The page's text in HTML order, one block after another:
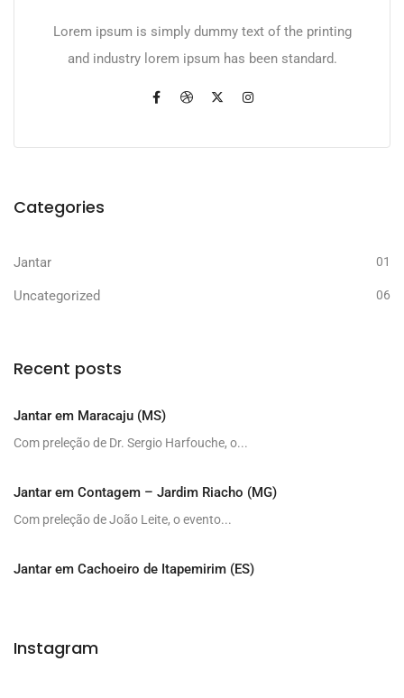
Lorem ipsum is simply dummy text of the printing
and industry lorem ipsum has been standard.
Categories
Jantar 01
Uncategorized 06
Recent posts
Jantar em Maracaju (MS)
Com preleção de Dr. Sergio Harfouche, o...
Jantar em Contagem – Jardim Riacho (MG)
Com preleção de João Leite, o evento...
Jantar em Cachoeiro de Itapemirim (ES)
Instagram